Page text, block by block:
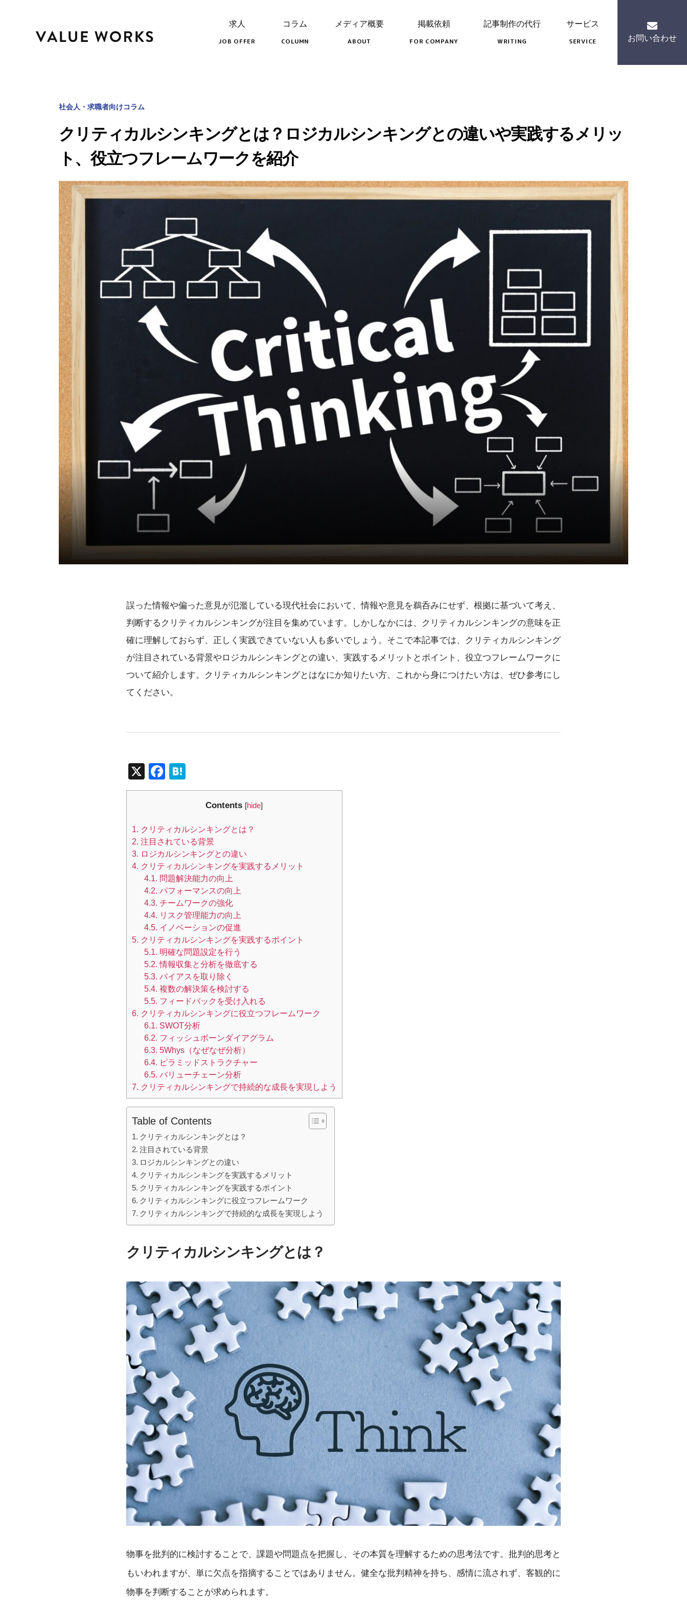
求人
JOB OFFER
コラム
COLUMN
メディア概要
ABOUT
掲載依頼
FOR COMPANY
記事制作の代行
WRITING
サービス
SERVICE
お問い合わせ
社会人・求職者向けコラム
クリティカルシンキングとは？ロジカルシンキングとの違いや実践するメリッ
ト、役立つフレームワークを紹介
誤った情報や偏った意見が氾濫している現代社会において、情報や意見を鵜呑みにせず、根拠に基づいて考え、
判断するクリティカルシンキングが注目を集めています。しかしなかには、クリティカルシンキングの意味を正
確に理解しておらず、正しく実践できていない人も多いでしょう。そこで本記事では、クリティカルシンキング
が注目されている背景やロジカルシンキングとの違い、実践するメリットとポイント、役立つフレームワークに
ついて紹介します。クリティカルシンキングとはなにか知りたい方、これから身につけたい方は、ぜひ参考にし
てください。
X
F
a
b
o
o
k
at
a
Contents [hide]
1. クリティカルシンキングとは？
2. 注目されている背景
3. ロジカルシンキングとの違い
4. クリティカルシンキングを実践するメリット
4.1. 問題解決能力の向上
4.2. パフォーマンスの向上
4.3. チームワークの強化
4.4. リスク管理能力の向上
4.5. イノベーションの促進
5. クリティカルシンキングを実践するポイント
5.1. 明確な問題設定を行う
5.2. 情報収集と分析を徹底する
5.3. バイアスを取り除く
5.4. 複数の解決策を検討する
5.5. フィードバックを受け入れる
6. クリティカルシンキングに役立つフレームワーク
6.1. SWOT分析
6.2. フィッシュボーンダイアグラム
6.3. 5Whys（なぜなぜ分析）
6.4. ピラミッドストラクチャー
6.5. バリューチェーン分析
7. クリティカルシンキングで持続的な成長を実現しよう
Table of Contents
クリティカルシンキングとは？
注目されている背景
ロジカルシンキングとの違い
クリティカルシンキングを実践するメリット
クリティカルシンキングを実践するポイント
クリティカルシンキングに役立つフレームワーク
クリティカルシンキングで持続的な成長を実現しよう
クリティカルシンキングとは？
物事を批判的に検討することで、課題や問題点を把握し、その本質を理解するための思考法です。批判的思考と
もいわれますが、単に欠点を指摘することではありません。健全な批判精神を持ち、感情に流されず、客観的に
物事を判断することが求められます。